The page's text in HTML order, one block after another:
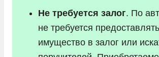
Не требуется залог. По
не требуется предоставлять
имущество в залог или